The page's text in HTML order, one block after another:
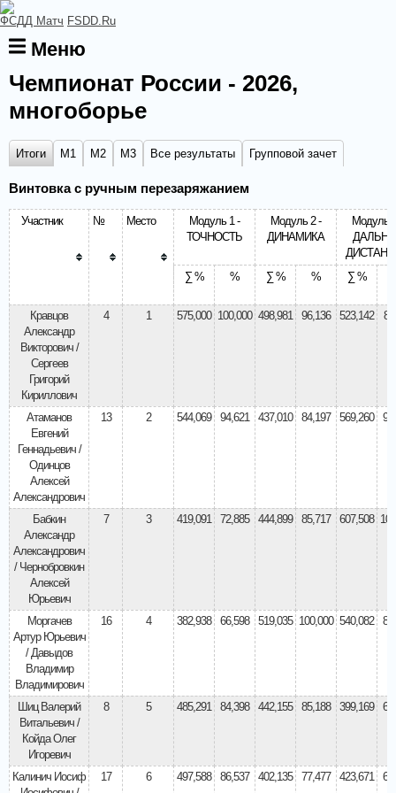
ФСДД Матч FSDD.Ru
Меню
Чемпионат России - 2026,
многоборье
Итоги М1 М2 М3 Все результаты Групповой зачет
Винтовка с ручным перезаряжанием
Участник № Место
Модуль 1 -
ТОЧНОСТЬ
Модуль 2 -
ДИНАМИКА
Модуль
∑ %
% ∑ % % ∑ %
Кравцов
Александр
Викторович /
Сергеев
Григорий
Кириллович
4 1 575,000 100,000 498,981 96,136 523,142
Атаманов
Евгений
Геннадьевич /
Одинцов
Алексей
Александрович
13 2 544,069 94,621 437,010 84,197 569,260
Бабкин
Александр
Александрович
/ Чернобровкин
Алексей
Юрьевич
7 3 419,091 72,885 444,899 85,717 607,508
Моргачев
Артур Юрьевич
/ Давыдов
Владимир
Владимирович
16 4 382,938 66,598 519,035 100,000 540,082
Шиц Валерий
Витальевич /
Койда Олег
Игоревич
8 5 485,291 84,398 442,155 85,188 399,169
Калинич Иосиф
17 6 497,588 86,537 402,135 77,477 423,671